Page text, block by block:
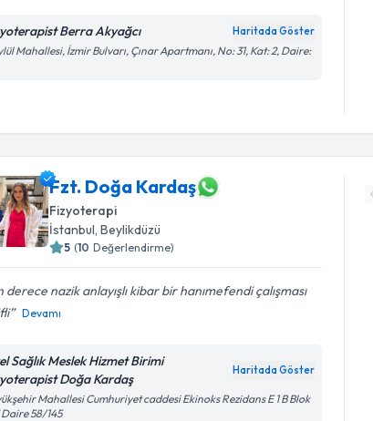
Berra Akyağcı Haritada Göster
Mahallesi, İzmir Bulvarı, Çınar Apartmanı, No: 31, Kat: 2, Daire:
Fzt. Doğa Kardaş
Fizyoterapi
İstanbul , Beylikdüzü
5 (10 Değerlendirme)
derece nazik anlayışlı kibar bir hanımefendi çalışması
Devamı
Sağlık Meslek Hizmet Birimi
Doğa Kardaş
Haritada Göster
Mahallesi Cumhuriyet caddesi Ekinoks Rezidans E 1 B Blok
Daire 58/145